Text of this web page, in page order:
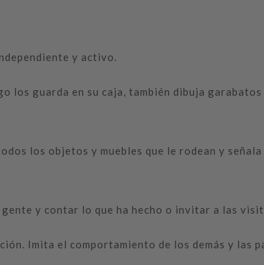
y activo.
los guarda en su caja, también dibuja
los objetos y muebles que le rodean y
y contar lo que ha hecho o invitar a las
Imita el comportamiento de los demás y las